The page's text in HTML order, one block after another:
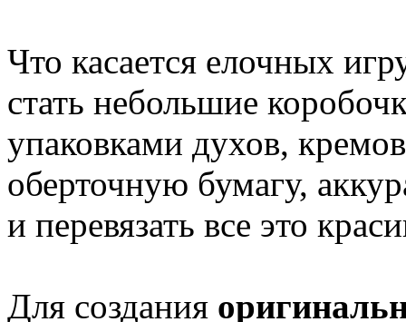
Что касается елочных
стать небольшие
упаковками духов,
оберточную бумагу,
и перевязать все это
Для создания